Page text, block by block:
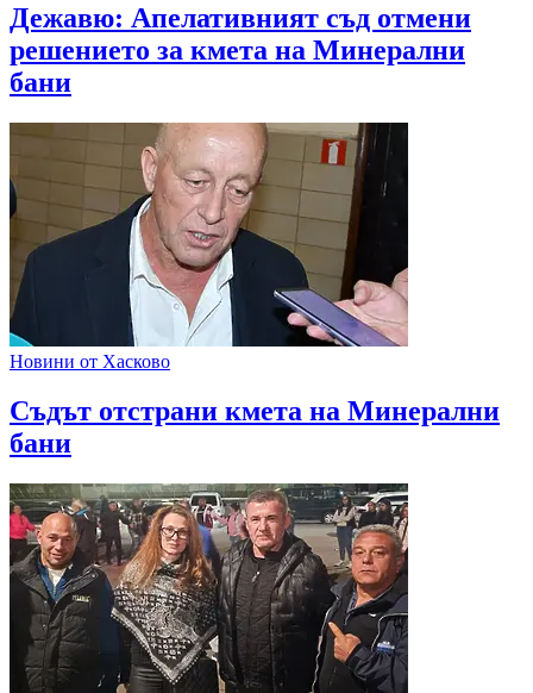
Дежавю: Апелативният съд отмени
решението за кмета на Минерални
бани
Новини от Хасково
Съдът отстрани кмета на Минерални
бани